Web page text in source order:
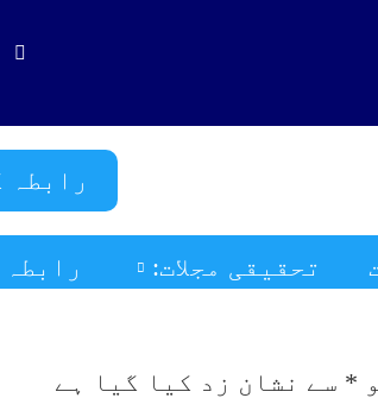
فَلَوْ
رابطہ
تحقیقی مجلات: رابطہ
* سے نشان زد کیا گیا ہے